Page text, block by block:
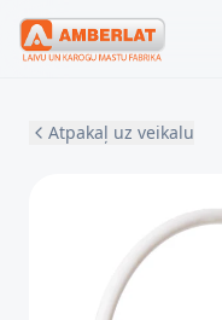
Atpakaļ uz veikalu